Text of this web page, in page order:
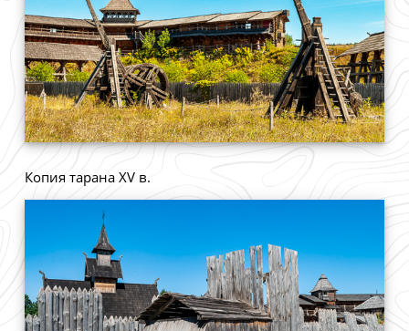
Копия тарана XV в.